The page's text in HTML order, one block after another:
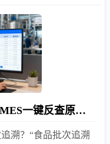
食品厂批次追溯太难做？FoodMES一键反查原料全链路
溯？“食品批次追溯